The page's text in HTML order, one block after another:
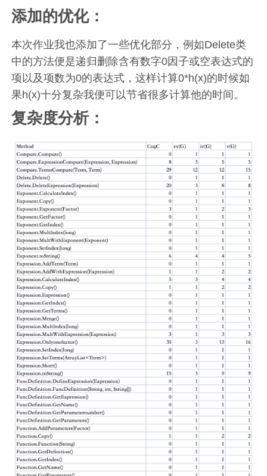
添加的优化：
本次作业我也添加了一些优化部分，例如Delete类
中的方法便是递归删除含有数字0因子或空表达式的
项以及项数为0的表达式，这样计算0*h(x)的时候如
果h(x)十分复杂我便可以节省很多计算他的时间。
复杂度分析：